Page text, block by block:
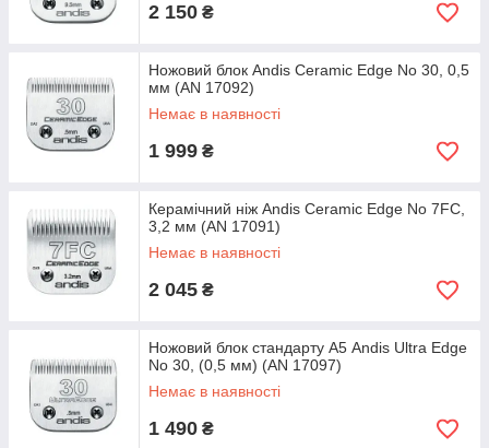
2 150 ₴
Ножовий блок Andis Ceramic Edge No 30, 0,5
мм (AN 17092)
Немає в наявності
1 999 ₴
Керамічний ніж Andis Ceramic Edge No 7FC,
3,2 мм (AN 17091)
Немає в наявності
2 045 ₴
Ножовий блок стандарту А5 Andis Ultra Edge
No 30, (0,5 мм) (AN 17097)
Немає в наявності
1 490 ₴